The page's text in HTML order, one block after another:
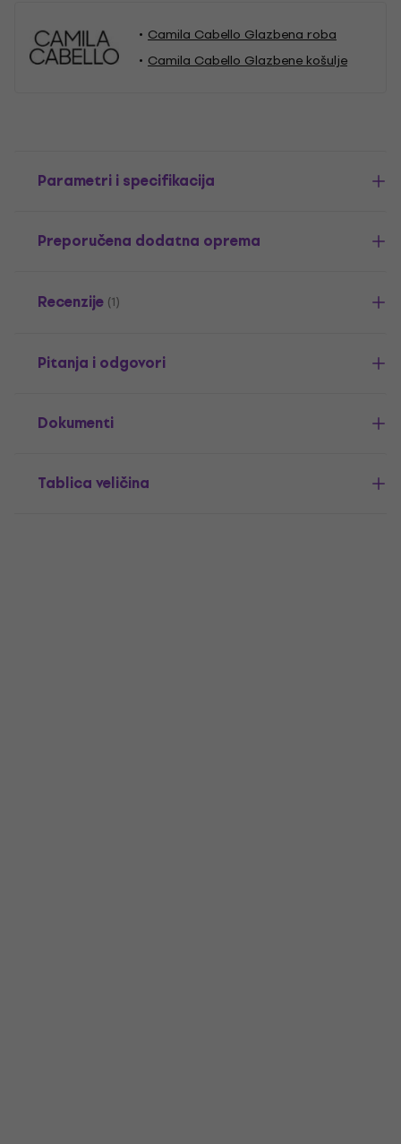
Camila Cabello Glazbena roba
Camila Cabello Glazbene košulje
Parametri i specifikacija
Preporučena dodatna oprema
Recenzije (1)
Pitanja i odgovori
Dokumenti
Tablica veličina